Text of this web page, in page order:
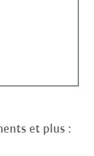
et plus :